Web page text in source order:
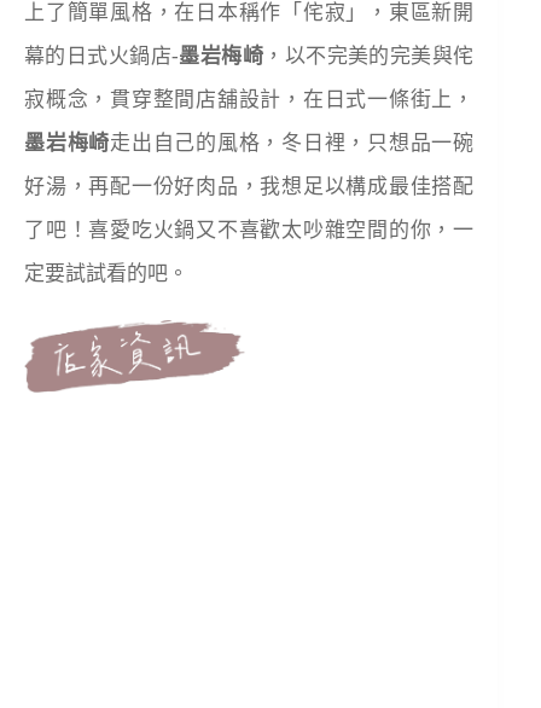
上了簡單風格，在日本稱作「侘寂」，東區新開
幕的日式火鍋店-墨岩梅崎 ，以不完美的完美與侘
寂概念，貫穿整間店舖設計，在日式一條街上，
墨岩梅崎走出自己的風格，冬日裡，只想品一碗
好湯，再配一份好肉品，我想足以構成最佳搭配
了吧！喜愛吃火鍋又不喜歡太吵雜空間的你，一
定要試試看的吧。